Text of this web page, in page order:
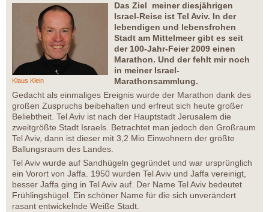
Klaus Klein
Das Ziel meiner diesjährigen
Israel-Reise ist Tel Aviv. In der
lebendigen und lebensfrohen
Stadt am Mittelmeer gibt es seit
der 100-Jahr-Feier 2009 einen
Marathon. Und der fehlt mir noch
in meiner Israel-
Marathonsammlung.
Gedacht als einmaliges Ereignis wurde der Marathon dank des
großen Zuspruchs beibehalten und erfreut sich heute großer
Beliebtheit. Tel Aviv ist nach der Hauptstadt Jerusalem die
zweitgrößte Stadt Israels. Betrachtet man jedoch den Großraum
Tel Aviv, dann ist dieser mit 3,2 Mio Einwohnern der größte
Ballungsraum des Landes.
Tel Aviv wurde auf Sandhügeln gegründet und war ursprünglich
ein Vorort von Jaffa. 1950 wurden Tel Aviv und Jaffa vereinigt,
besser Jaffa ging in Tel Aviv auf. Der Name Tel Aviv bedeutet
Frühlingshügel. Ein schöner Name für die sich unverändert
rasant entwickelnde Weiße Stadt.